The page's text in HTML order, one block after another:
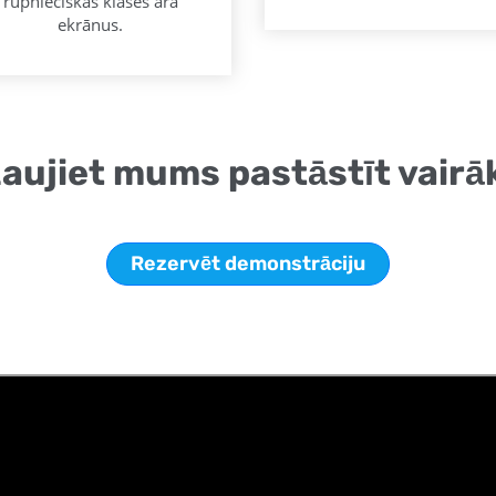
ekrānus.
mums pastāstīt
Rezervēt demonstrāciju